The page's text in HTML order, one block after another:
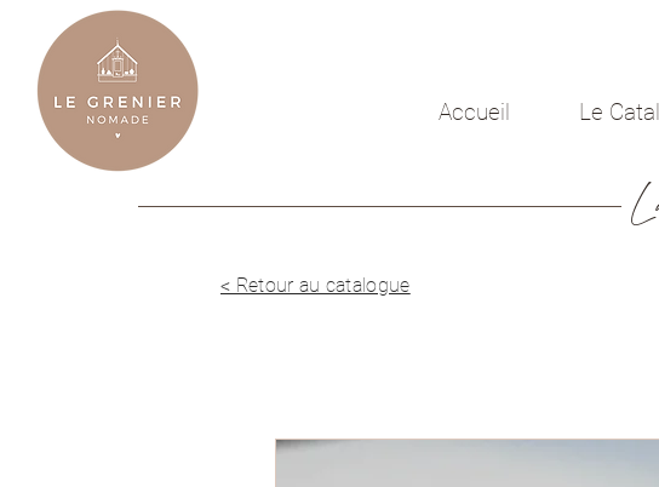
Accueil Le
< Retour au catalogue